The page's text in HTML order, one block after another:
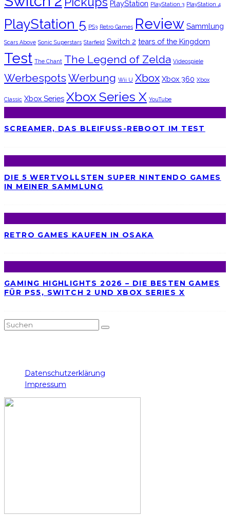
PlayStation PlayStation 3 PlayStation 4
PlayStation 5 PS3 Retro Games Review Sammlung
Scars Above Sonic Superstars Starfield Switch 2 tears of the Kingdom
Test The Chant The Legend of Zelda Videospiele
Werbespots Werbung Wii U Xbox Xbox 360 Xbox
Classic Xbox Series Xbox Series X YouTube
SCREAMER, DAS BLEIFUSS-REBOOT IM TEST
DIE 5 WERTVOLLSTEN SUPER NINTENDO GAMES
IN MEINER SAMMLUNG
RETRO GAMES KAUFEN IN OSAKA
GAMING HIGHLIGHTS 2026 – DIE BESTEN GAMES
FÜR PS5, SWITCH 2 UND XBOX SERIES X
Datenschutzerklärung
Impressum